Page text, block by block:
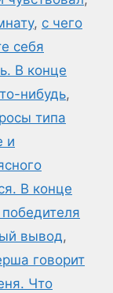
, с чего
себя
В конце
нибудь,
типа
и
В конце
вывод,
говорит
Что